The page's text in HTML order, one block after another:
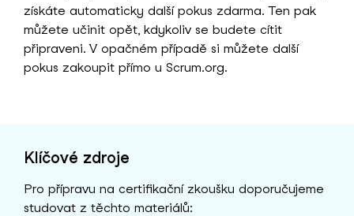
získáte automaticky další pokus zdarma. Ten pak
můžete učinit opět, kdykoliv se budete cítit
připraveni. V opačném případě si můžete další
pokus zakoupit přímo u Scrum.org.
Klíčové zdroje
Pro přípravu na certifikační zkoušku doporučujeme
studovat z těchto materiálů: